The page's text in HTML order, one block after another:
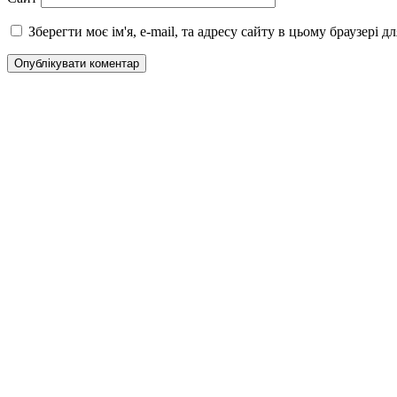
Зберегти моє ім'я, e-mail, та адресу сайту в цьому браузері